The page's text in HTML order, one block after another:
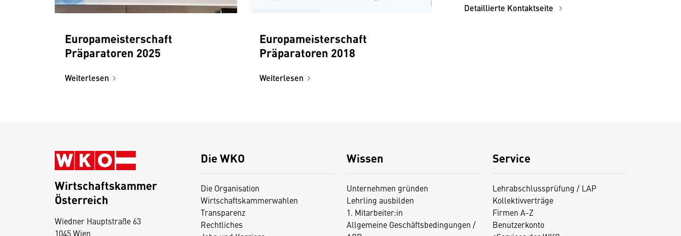
Europameisterschaft
Präparatoren 2025
Weiterlesen
Europameisterschaft
Präparatoren 2018
Weiterlesen
Detaillierte Kontaktseite
Die WKO
Die Organisation
Wirtschaftskammerwahlen
Transparenz
Rechtliches
Wissen
Unternehmen gründen
Lehrling ausbilden
1. Mitarbeiter:in
Allgemeine Geschäftsbedingungen /
Service
Lehrabschlussprüfung / LAP
Kollektivverträge
Firmen A-Z
Benutzerkonto
Wirtschaftskammer
Österreich
Wiedner Hauptstraße 63
1045 Wien